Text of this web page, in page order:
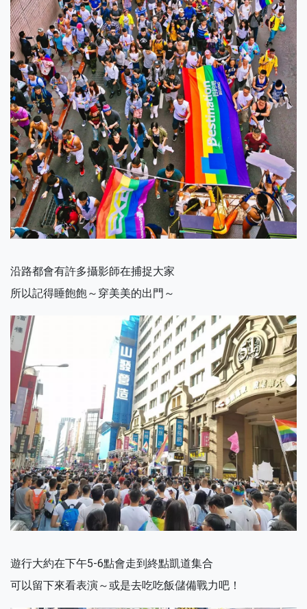
沿路都會有許多攝影師在捕捉大家
所以記得睡飽飽～穿美美的出門～
遊行大約在下午5-6點會走到終點凱道集合
可以留下來看表演～或是去吃吃飯儲備戰力吧！